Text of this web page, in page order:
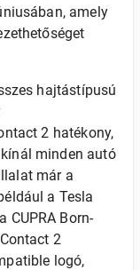
amely
hajtástípusú
2 hatékony,
minden autó
már a
a Tesla
CUPRA Born-
2
logó,